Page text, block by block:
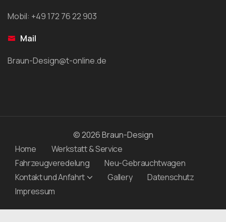
Mobil: +49 172 76 22 903
Mail
Braun-Design@t-online.de
© 2026 Braun-Design
Home
Werkstatt & Service
Fahrzeugveredelung
Neu-Gebrauchtwagen
Kontakt und Anfahrt
Gallery
Datenschutz
Impressum